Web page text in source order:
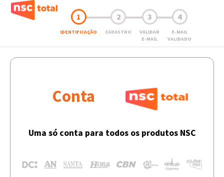
1
IDENTIFICAÇÃO
2
CADASTRO
3
VALIDAR
E-MAIL
4
E-MAIL
VALIDADO
Conta
Uma só conta para todos os produtos NSC